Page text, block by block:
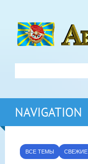
NAVIGATION
ВСЕ ТЕМЫ СВЕЖИЕ